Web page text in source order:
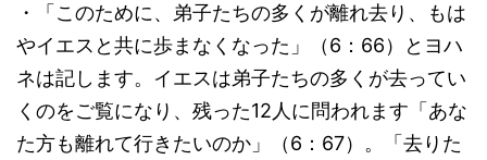
・「このために、弟子たちの多くが離れ去り、もは
やイエスと共に歩まなくなった」（6：66）とヨハ
ネは記します。イエスは弟子たちの多くが去ってい
くのをご覧になり、残った12人に問われます「あな
た方も離れて行きたいのか」（6：67）。「去りた